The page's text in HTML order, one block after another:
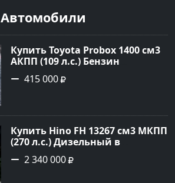
Автомобили
Купить Toyota Probox 1400 см3
АКПП (109 л.с.) Бензин
инжектор в Новороссийск:
цвет белый Универсал 2010
Авторынок23
415 000
Купить Hino FH 13267 см3 МКПП
(270 л.с.) Дизельный в
г.Краснодар: цвет Синий
Грузовые шасси 1992 года по
2 340 000